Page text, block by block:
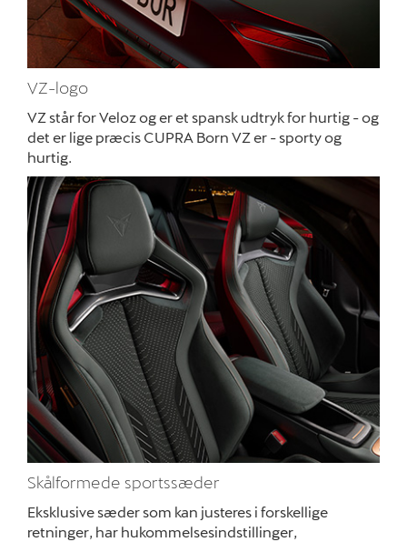
VZ-logo
VZ står for Veloz og er et spansk udtryk for hurtig - og
det er lige præcis CUPRA Born VZ er - sporty og
hurtig.
Skålformede sportssæder
Eksklusive sæder som kan justeres i forskellige
retninger, har hukommelsesindstillinger,